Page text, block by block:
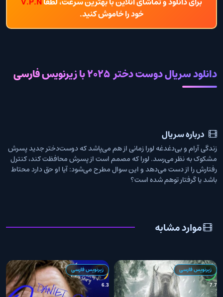
خود را خاموش کنید.
دانلود سریال دوست دختر 2025 با زیرنویس فارسی
درباره سریال
زندگی آرام و بی‌دغدغه لورا زمانی از هم می‌پاشد که دوست‌دختر جدید پسرش
مشکوک به نظر می‌رسد. لورا که مصمم است از پسرش محافظت کند، کنترل
رفتارش را از دست می‌دهد و این سوال مطرح می‌شود: آیا او حق دارد محتاط
باشد یا گرفتار توهم شده است؟
موارد مشابه
7.7
زیرنویس فارسی
6.3
زیرنویس فارسی